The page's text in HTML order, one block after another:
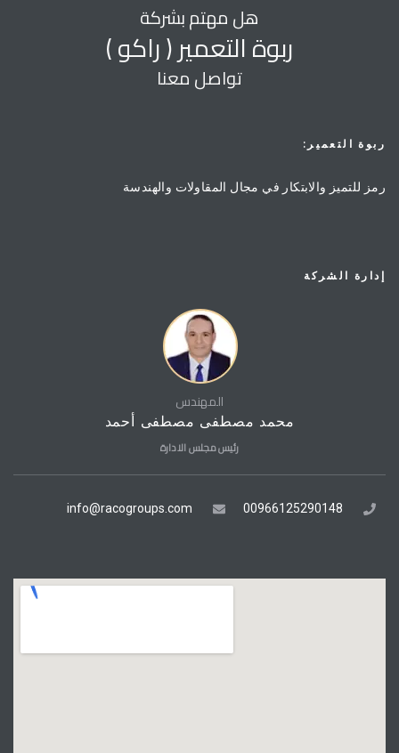
هل مهتم بشركة
ربوة التعمير ( راكو )
تواصل معنا
ربوة التعمير:
رمز للتميز والابتكار في مجال المقاولات والهندسة
إدارة الشركة
المهندس
محمد مصطفى مصطفى أحمد
رئيس مجلس الادارة
00966125290148
info@racogroups.com